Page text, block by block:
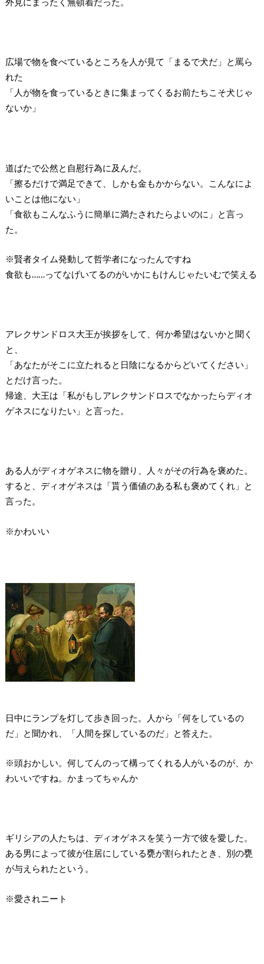
広場で物を食べているところを人が見て「まるで犬だ」と罵ら
れた
「人が物を食っているときに集まってくるお前たちこそ犬じゃ
ないか」
道ばたで公然と自慰行為に及んだ。
「擦るだけで満足できて、しかも金もかからない。こんなによ
いことは他にない」
「食欲もこんなふうに簡単に満たされたらよいのに」と言っ
た。
※賢者タイム発動して哲学者になったんですね
食欲も……ってなげいてるのがいかにもけんじゃたいむで笑える
アレクサンドロス大王が挨拶をして、何か希望はないかと聞く
と、
「あなたがそこに立たれると日陰になるからどいてください」
とだけ言った。
帰途、大王は「私がもしアレクサンドロスでなかったらディオ
ゲネスになりたい」と言った。
ある人がディオゲネスに物を贈り、人々がその行為を褒めた。
すると、ディオゲネスは「貰う価値のある私も褒めてくれ」と
言った。
※かわいい
日中にランプを灯して歩き回った。人から「何をしているの
だ」と聞かれ、「人間を探しているのだ」と答えた。
※頭おかしい。何してんのって構ってくれる人がいるのが、か
わいいですね。かまってちゃんか
ギリシアの人たちは、ディオゲネスを笑う一方で彼を愛した。
ある男によって彼が住居にしている甕が割られたとき、別の甕
が与えられたという。
※愛されニート